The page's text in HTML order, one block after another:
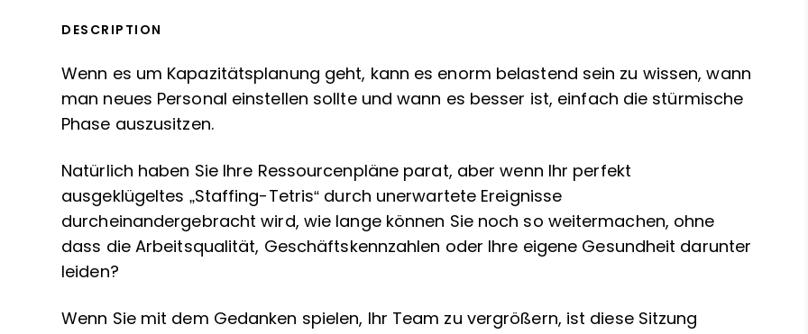
DESCRIPTION
Wenn es um Kapazitätsplanung geht, kann es enorm belastend sein zu wissen, wann
man neues Personal einstellen sollte und wann es besser ist, einfach die stürmische
Phase auszusitzen.
Natürlich haben Sie Ihre Ressourcenpläne parat, aber wenn Ihr perfekt
ausgeklügeltes „Staffing-Tetris“ durch unerwartete Ereignisse
durcheinandergebracht wird, wie lange können Sie noch so weitermachen, ohne
dass die Arbeitsqualität, Geschäftskennzahlen oder Ihre eigene Gesundheit darunter
leiden?
Wenn Sie mit dem Gedanken spielen, Ihr Team zu vergrößern, ist diese Sitzung